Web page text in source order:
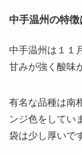
中手温州の特徴
中手温州は１１
甘みが強く酸味
有名な品種は南
ンジ色をしてい
袋は少し厚いで